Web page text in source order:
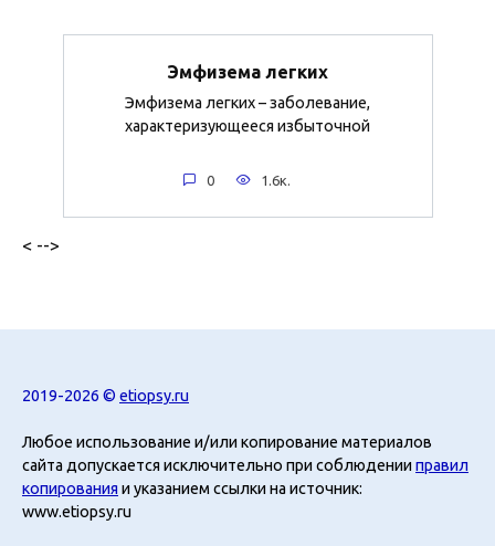
Эмфизема легких
Эмфизема легких – заболевание,
характеризующееся избыточной
0 1.6к.
< -->
2019-2026 © etiopsy.ru
Любое использование и/или копирование материалов
сайта допускается исключительно при соблюденииправил
копирования и указанием ссылки на источник:
www.etiopsy.ru